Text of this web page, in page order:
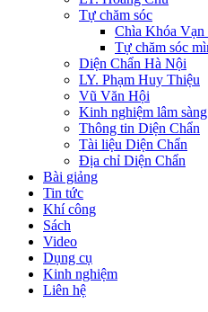
Tự chăm sóc
Chìa Khóa Vạn
Tự chăm sóc
Diện Chẩn Hà Nội
LY. Phạm Huy Thiệu
Vũ Văn Hội
Kinh nghiệm lâm sàng
Thông tin Diện Chẩn
Tài liệu Diện Chẩn
Địa chỉ Diện Chẩn
Bài giảng
Tin tức
Khí công
Sách
Video
Dụng cụ
Kinh nghiệm
Liên hệ